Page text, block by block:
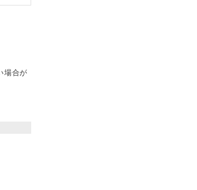
場合が